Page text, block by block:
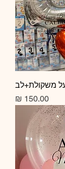
משקולת+לב
מחיר